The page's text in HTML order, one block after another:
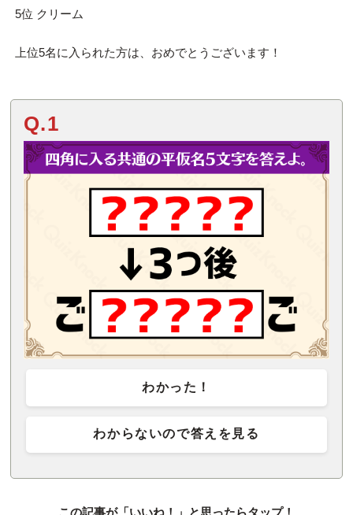
5位 クリーム
上位5名に入られた方は、おめでとうございます！
Q.1
わかった！
わからないので答えを見る